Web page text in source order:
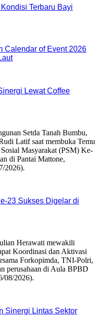
Terbaru Bayi
Calendar of Event 2026
Lewat Coffee
23 Sukses Digelar di
Sinergi Lintas Sektor